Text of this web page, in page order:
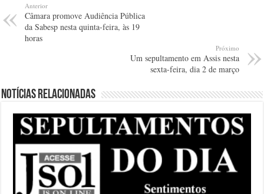
Anterior
Câmara promove Audiência Pública
da Sabesp nesta quinta-feira, às 19
horas
Próximo
Um sepultamento em Assis nesta
sexta-feira, dia 2 de março
Notícias relacionadas